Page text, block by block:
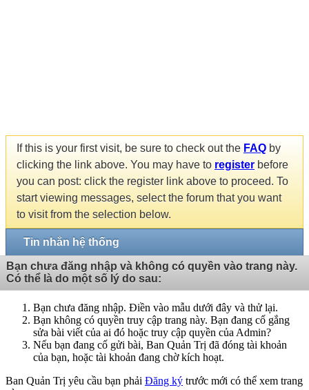
If this is your first visit, be sure to check out the FAQ by
clicking the link above. You may have to register before
you can post: click the register link above to proceed. To
start viewing messages, select the forum that you want
to visit from the selection below.
Tin nhắn hệ thống
Bạn chưa đăng nhập và không có quyền vào trang này.
Có thể là do một số lý do sau:
Bạn chưa đăng nhập. Điền vào mẫu dưới đây và thử lại.
Bạn không có quyền truy cập trang này. Bạn đang cố gắng
sửa bài viết của ai đó hoặc truy cập quyền của Admin?
Nếu bạn đang cố gửi bài, Ban Quản Trị đã đóng tài khoản
của bạn, hoặc tài khoản đang chờ kích hoạt.
Ban Quản Trị yêu cầu bạn phải Đăng ký trước mới có thể xem trang